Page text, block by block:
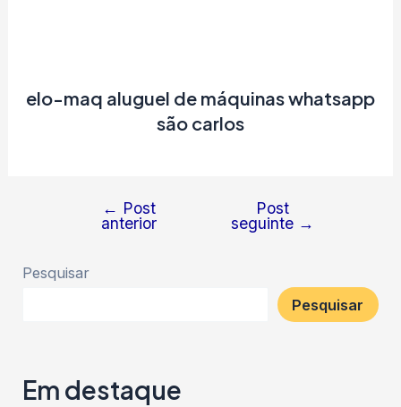
elo-maq aluguel de máquinas whatsapp
são carlos
Navegação
Post
← Post
anterior
Post
seguinte →
Pesquisar
Pesquisar
Em destaque